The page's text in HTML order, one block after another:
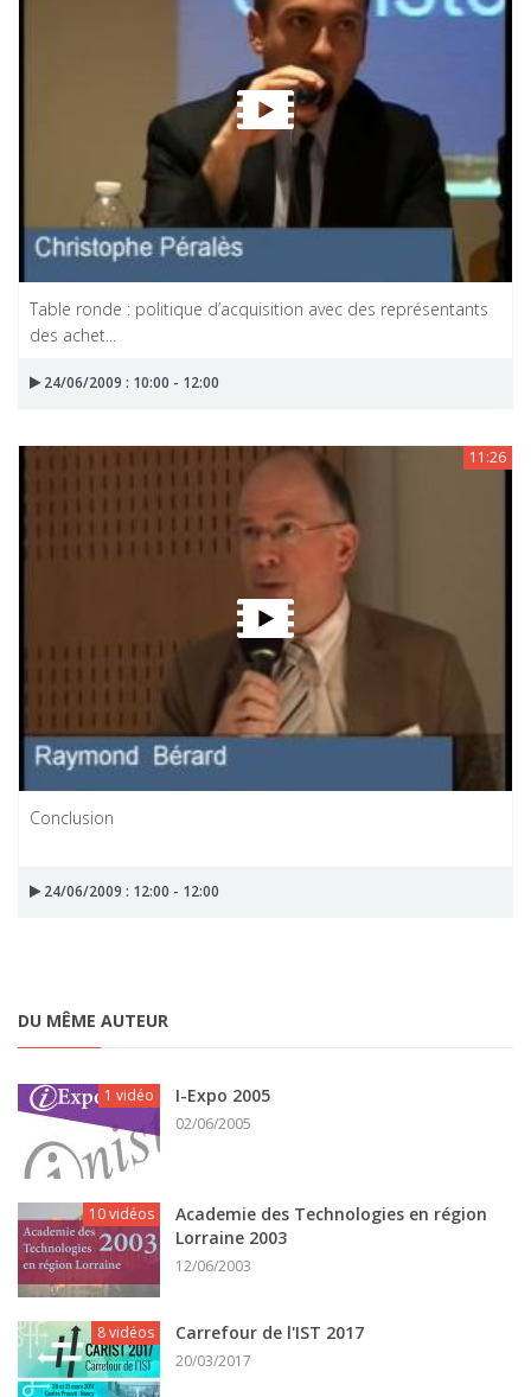
Table ronde : politique d’acquisition avec des représentants
des achet...
24/06/2009 : 10:00 - 12:00
11:26
Conclusion
24/06/2009 : 12:00 - 12:00
DU MÊME AUTEUR
1 vidéo I-Expo 2005
02/06/2005
10 vidéos
Academie des Technologies en région
Lorraine 2003
12/06/2003
8 vidéos Carrefour de l'IST 2017
20/03/2017